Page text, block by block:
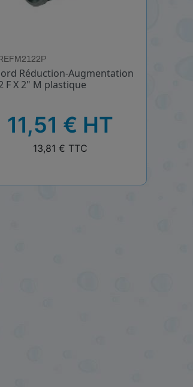
Réduction-Augmentation
F X 2" M plastique
11,51 € HT
13,81 € TTC